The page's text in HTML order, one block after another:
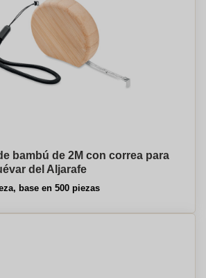
bambú de 2M con correa para
del Aljarafe
base en 500 piezas